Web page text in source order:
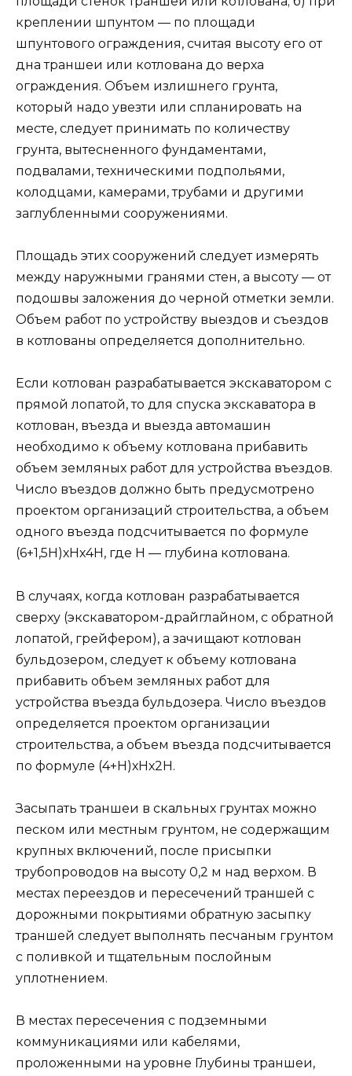
креплении шпунтом — по площади
шпунтового ограждения, считая высоту его от
дна траншеи или котлована до верха
ограждения. Объем излишнего грунта,
который надо увезти или спланировать на
месте, следует принимать по количеству
грунта, вытесненного фундаментами,
подвалами, техническими подпольями,
колодцами, камерами, трубами и другими
заглубленными сооружениями.
Площадь этих сооружений следует измерять
между наружными гранями стен, а высоту — от
подошвы заложения до черной отметки земли.
Объем работ по устройству выездов и съездов
в котлованы определяется дополнительно.
Если котлован разрабатывается экскаватором с
прямой лопатой, то для спуска экскаватора в
котлован, въезда и выезда автомашин
необходимо к объему котлована прибавить
объем земляных работ для устройства въездов.
Число въездов должно быть предусмотрено
проектом организаций строительства, а объем
одного въезда подсчитывается по формуле
(6+1,5Н)хНх4Н, где Н — глубина котлована.
В случаях, когда котлован разрабатывается
сверху (экскаватором-драйглайном, с обратной
лопатой, грейфером), а зачищают котлован
бульдозером, следует к объему котлована
прибавить объем земляных работ для
устройства въезда бульдозера. Число въездов
определяется проектом организации
строительства, а объем въезда подсчитывается
по формуле (4+Н)хНх2Н.
Засыпать траншеи в скальных грунтах можно
песком или местным грунтом, не содержащим
крупных включений, после присыпки
трубопроводов на высоту 0,2 м над верхом. В
местах переездов и пересечений траншей с
дорожными покрытиями обратную засыпку
траншей следует выполнять песчаным грунтом
с поливкой и тщательным послойным
уплотнением.
В местах пересечения с подземными
коммуникациями или кабелями,
проложенными на уровне Глубины траншеи,